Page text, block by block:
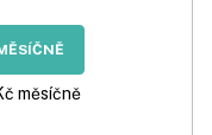
měsíčně